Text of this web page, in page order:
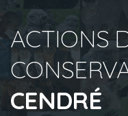
ACTIONS
CENDRÉ